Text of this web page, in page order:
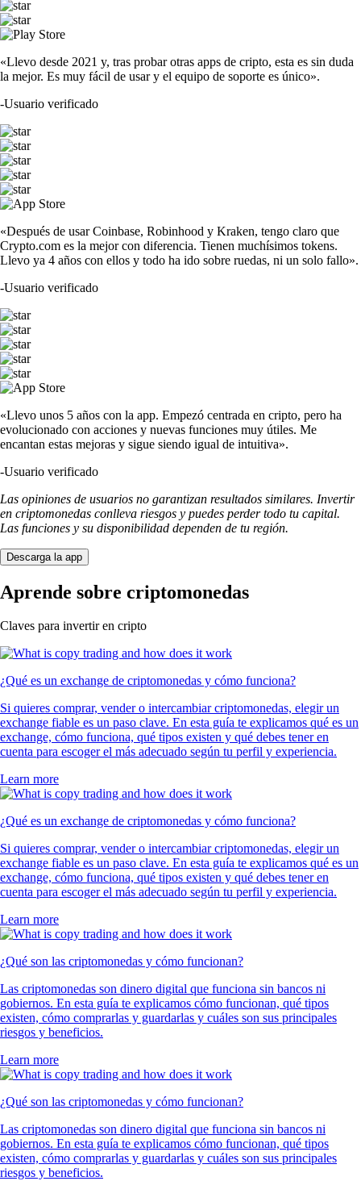
«Llevo desde 2021 y, tras probar otras apps de cripto, esta es sin duda
la mejor. Es muy fácil de usar y el equipo de soporte es único».
-Usuario verificado
«Después de usar Coinbase, Robinhood y Kraken, tengo claro que
Crypto.com es la mejor con diferencia. Tienen muchísimos tokens.
Llevo ya 4 años con ellos y todo ha ido sobre ruedas, ni un solo fallo».
-Usuario verificado
«Llevo unos 5 años con la app. Empezó centrada en cripto, pero ha
evolucionado con acciones y nuevas funciones muy útiles. Me
encantan estas mejoras y sigue siendo igual de intuitiva».
-Usuario verificado
Las opiniones de usuarios no garantizan resultados similares. Invertir
en criptomonedas conlleva riesgos y puedes perder todo tu capital.
Las funciones y su disponibilidad dependen de tu región.
Descarga la app
Aprende sobre criptomonedas
Claves para invertir en cripto
¿Qué es un exchange de criptomonedas y cómo funciona?
Si quieres comprar, vender o intercambiar criptomonedas, elegir un
exchange fiable es un paso clave. En esta guía te explicamos qué es un
exchange, cómo funciona, qué tipos existen y qué debes tener en
cuenta para escoger el más adecuado según tu perfil y experiencia.
Learn more
¿Qué es un exchange de criptomonedas y cómo funciona?
Si quieres comprar, vender o intercambiar criptomonedas, elegir un
exchange fiable es un paso clave. En esta guía te explicamos qué es un
exchange, cómo funciona, qué tipos existen y qué debes tener en
cuenta para escoger el más adecuado según tu perfil y experiencia.
Learn more
¿Qué son las criptomonedas y cómo funcionan?
Las criptomonedas son dinero digital que funciona sin bancos ni
gobiernos. En esta guía te explicamos cómo funcionan, qué tipos
existen, cómo comprarlas y guardarlas y cuáles son sus principales
riesgos y beneficios.
Learn more
¿Qué son las criptomonedas y cómo funcionan?
Las criptomonedas son dinero digital que funciona sin bancos ni
gobiernos. En esta guía te explicamos cómo funcionan, qué tipos
existen, cómo comprarlas y guardarlas y cuáles son sus principales
riesgos y beneficios.